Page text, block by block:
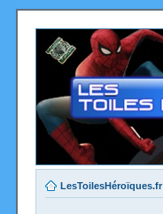
LesToilesHéroïques.fr